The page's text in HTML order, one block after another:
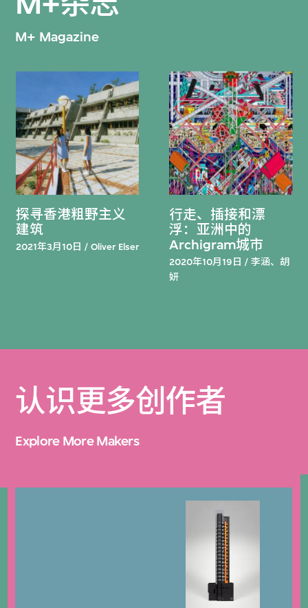
M+ Magazine
探寻香港粗野主义
建筑
2021年3月10日 / Oliver Elser
行走、插接和漂
浮：亚洲中的
Archigram城市
2020年10月19日 / 李涵、胡
妍
认识更多创作者
Explore More Makers